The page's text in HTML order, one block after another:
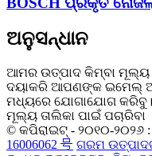
ଅନୁସନ୍ଧାନ
ଆମର ଉତ୍ପାଦ କିମ୍ବା ମୂଲ୍ୟ
ଦୟାକରି ଆପଣଙ୍କ ଇମେଲ୍
ମଧ୍ୟରେ ଯୋଗାଯୋଗ କରିବୁ।
ମୂଲ୍ୟ ତାଲିକା ପାଇଁ ପଚାରିବା
© କପିରାଇଟ୍ - ୨୦୧୦-୨୦୨୬
16006062 号 ଗରମ